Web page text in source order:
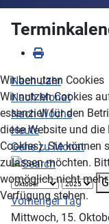
Nach Jahr
Nach Monat
Nach Woche
Heute
Gehe zu Monat
Vorheriger Tag
Mittwoch, 15.
Wir benutzen Cookies
Wir nutzen Cookies
essenziell für den
diese Website und
Cookies). Sie können
zulassen möchten.
womöglich nicht
Verfügung stehen.